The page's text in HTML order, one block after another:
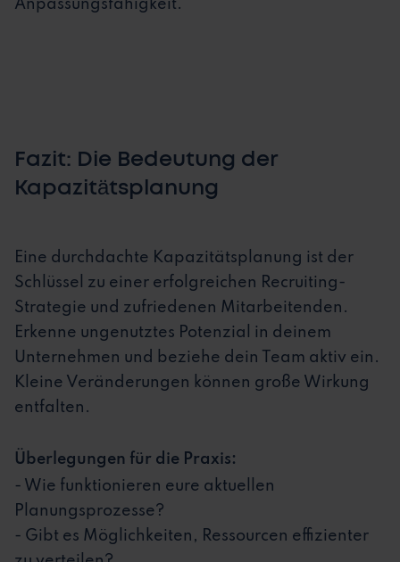
Anpassungsfähigkeit.
Fazit: Die Bedeutung der
Kapazitätsplanung
Eine durchdachte Kapazitätsplanung ist der
Schlüssel zu einer erfolgreichen Recruiting-
Strategie und zufriedenen Mitarbeitenden.
Erkenne ungenutztes Potenzial in deinem
Unternehmen und beziehe dein Team aktiv ein.
Kleine Veränderungen können große Wirkung
entfalten.
Überlegungen für die Praxis:
- Wie funktionieren eure aktuellen
Planungsprozesse?
- Gibt es Möglichkeiten, Ressourcen effizienter